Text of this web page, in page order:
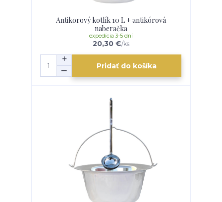
Antikorový kotlík 10 L + antikórová
naberačka
20,30 €/ks
expedícia 3-5 dní
Pridať do košíka